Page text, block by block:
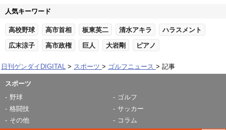
人気キーワード
高校野球 高市首相 板東英二 清水アキラ ハラスメント
広末涼子 高市政権 巨人 大岩剛 ピアノ
日刊ゲンダイDIGITAL スポーツ ゴルフニュース 記事
スポーツ
野球
ゴルフ
格闘技
サッカー
その他
コラム